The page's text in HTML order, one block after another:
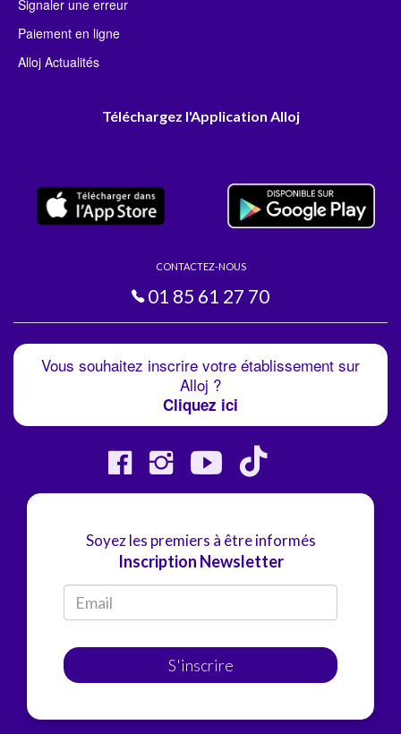
Signaler une erreur
Paiement en ligne
Alloj Actualités
Téléchargez l'Application Alloj
CONTACTEZ-NOUS
01 85 61 27 70
Vous souhaitez inscrire votre établissement sur
Alloj ?
Cliquez ici
Soyez les premiers à être informés
Inscription Newsletter
S'inscrire